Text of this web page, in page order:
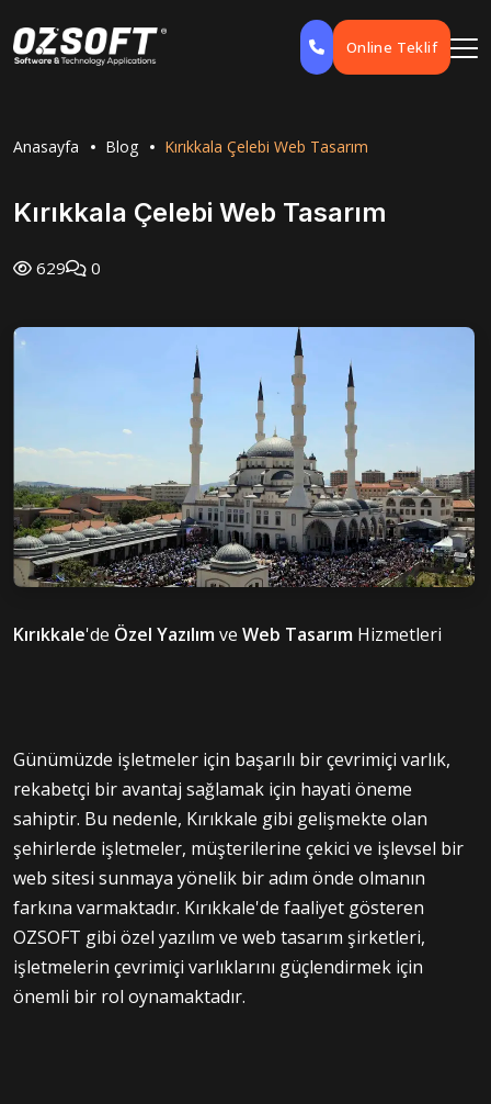
Online Teklif
Anasayfa Blog Kırıkkala Çelebi Web Tasarım
Kırıkkala Çelebi Web Tasarım
629 0
Kırıkkale'de Özel Yazılımve Web Tasarım Hizmetleri
Günümüzde işletmeler için başarılı bir çevrimiçi varlık,
rekabetçi bir avantaj sağlamak için hayati öneme
sahiptir. Bu nedenle, Kırıkkale gibi gelişmekte olan
şehirlerde işletmeler, müşterilerine çekici ve işlevsel bir
web sitesi sunmaya yönelik bir adım önde olmanın
farkına varmaktadır. Kırıkkale'de faaliyet gösteren
OZSOFT gibi özel yazılım ve web tasarım şirketleri,
işletmelerin çevrimiçi varlıklarını güçlendirmek için
önemli bir rol oynamaktadır.